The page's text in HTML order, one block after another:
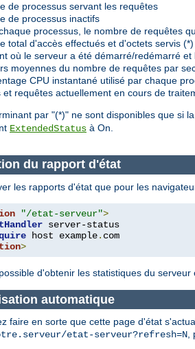
de processus servant les requêtes
de processus inactifs
processus, le nombre de requêtes
total d'accès effectués et d'octets servis (*)
où le serveur a été démarré/redémarré
moyennes du nombre de requêtes par
CPU instantané utilisé par chaque
et requêtes actuellement en cours de
par "(*)" ne sont disponibles que si
ExtendedStatus à On.
du rapport d'état
les rapports d'état que pour les
"/etat-serveur">
server-status
host example.
>
d'obtenir les statistiques du
automatique
faire en sorte que cette page d'état
etat-serveur?refresh=N,